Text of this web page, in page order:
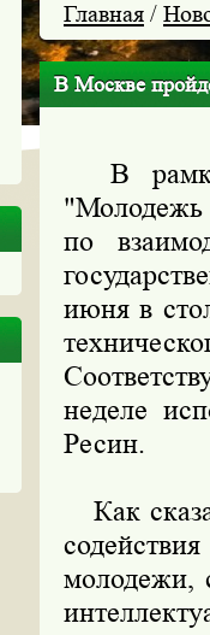
Главная /
В Москве
В
"Молодежь
по
июня в
неделе
Ресин.
Как
молодежи,